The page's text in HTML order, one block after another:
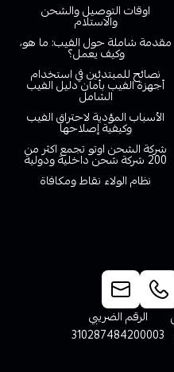
اوقات التوصيل والشحن
والاستلام
مقدمة شاملة حول الفيب: ما هو،
وكيف يعمل؟
نصائح للمبتدئين في استخدام
أجهزة الفيب بأمان دليل الفيب
الشامل
الأسباب المؤدية لاحتراق الفيب
وكيفية إصلاحها
شركة الشحن اوتو تجمع اكثر من
200 شركة شحن داخلية ودولية
نظام الولاء نقاط ومكافاة
الرقم الضريبي
310287484200003